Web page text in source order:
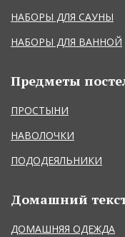
НАБОРЫ ДЛЯ САУНЫ
НАБОРЫ ДЛЯ ВАННОЙ
Предметы
ПРОСТЫНИ
НАВОЛОЧКИ
ПОДОДЕЯЛЬНИКИ
Домашний
ДОМАШНЯЯ ОДЕЖДА